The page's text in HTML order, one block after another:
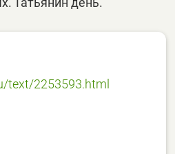
text/2253593.html